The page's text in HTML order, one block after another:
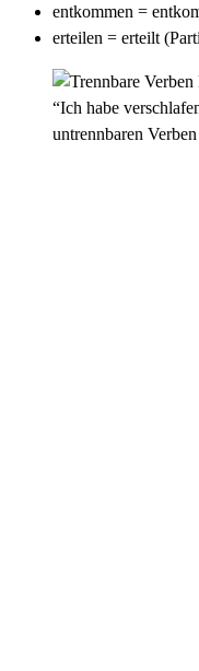
entkommen =
erteilen = erteilt
“Ich habe
untrennbaren